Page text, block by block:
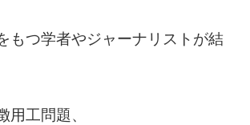
もつ学者やジャーナリストが結
用工問題、